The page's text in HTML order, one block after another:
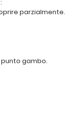
parzialmente.
punto gambo.